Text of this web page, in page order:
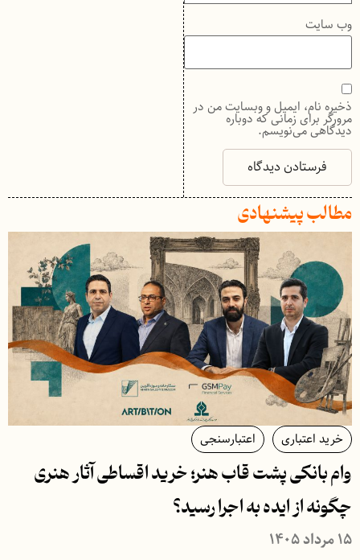
وب‌ سایت
ذخیره نام، ایمیل و وبسایت من در
مرورگر برای زمانی که دوباره
دیدگاهی می‌نویسم.
مطالب پیشنهادی
خرید اعتباری اعتبارسنجی
وام بانکی پشت قاب هنر؛ خرید اقساطی آثار هنری
چگونه از ایده به اجرا رسید؟
۱۵ مرداد ۱۴۰۵